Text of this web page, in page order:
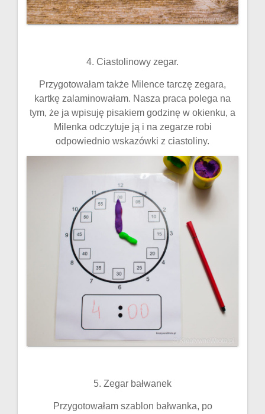
4. Ciastolinowy zegar.
Przygotowałam także Milence tarczę zegara,
kartkę zalaminowałam. Nasza praca polega na
tym, że ja wpisuję pisakiem godzinę w okienku, a
Milenka odczytuje ją i na zegarze robi
odpowiednio wskazówki z ciastoliny.
5. Zegar bałwanek
Przygotowałam szablon bałwanka, po